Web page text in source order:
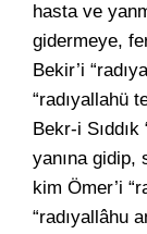
hasta ve
gidermeye,
Bekir’i
“radıyallahü
Bekr-i
yanına
kim Ömer’i
“radıyallâhu